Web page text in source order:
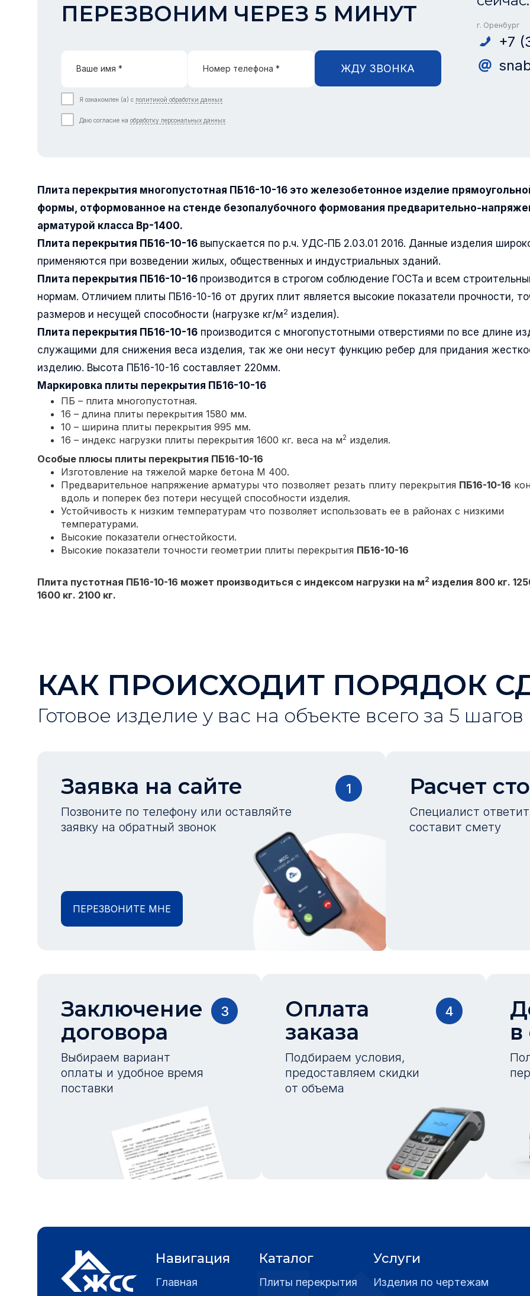
ПЕРЕЗВОНИМ ЧЕРЕЗ 5 МИНУТ
Ваше имя * Номер телефона * ЖДУ ЗВОНКА
Я ознакомлен (а) с политикой обработки данных
Даю согласие на обработку персональных данных
г. Оренбург
+7
Плита перекрытия многопустотная ПБ16-10-16 это железобетонное изделие
формы, отформованное на стенде безопалубочного формования предварительно-
арматурой класса Вр-1400.
Плита перекрытия ПБ16-10-16 выпускается по р.ч. УДС-ПБ 2.03.01 2016. Данные изделия
применяются при возведении жилых, общественных и индустриальных зданий.
Плита перекрытия ПБ16-10-16 производится в строгом соблюдение ГОСТа и всем
нормам. Отличием плиты ПБ16-10-16 от других плит является высокие показатели прочности,
размеров и несущей способности (нагрузке кг/м2 изделия).
Плита перекрытия ПБ16-10-16 производится с многопустотными отверстиями по все длине
служащими для снижения веса изделия, так же они несут функцию ребер для придания
изделию. Высота ПБ16-10-16 составляет 220мм.
Маркировка плиты перекрытия ПБ16-10-16
ПБ – плита многопустотная.
16 – длина плиты перекрытия 1580 мм.
10 – ширина плиты перекрытия 995 мм.
16 – индекс нагрузки плиты перекрытия 1600 кг. веса на м2 изделия.
Особые плюсы плиты перекрытия ПБ16-10-16
Изготовление на тяжелой марке бетона М 400.
Предварительное напряжение арматуры что позволяет резать плиту перекрытия ПБ16-10-16
вдоль и поперек без потери несущей способности изделия.
Устойчивость к низким температурам что позволяет использовать ее в районах с низкими
температурами.
Высокие показатели огнестойкости.
Высокие показатели точности геометрии плиты перекрытия ПБ16-10-16
Плита пустотная ПБ16-10-16 может производиться с индексом нагрузки на м2 изделия 800 кг.
1600 кг. 2100 кг.
КАК ПРОИСХОДИТ ПОРЯДОК
Готовое изделие у вас на объекте всего за 5 шагов
Заявка на сайте
Позвоните по телефону или оставляйте
заявку на обратный звонок
1
ПЕРЕЗВОНИТЕ МНЕ
Расчет
Специалист
составит смету
Заключение
договора
Выбираем вариант
оплаты и удобное время
поставки
3
Оплата
заказа
Подбираем условия,
предоставляем скидки
от объема
4
в
Навигация
Главная
Каталог
Плиты перекрытия
Услуги
Изделия по чертежам